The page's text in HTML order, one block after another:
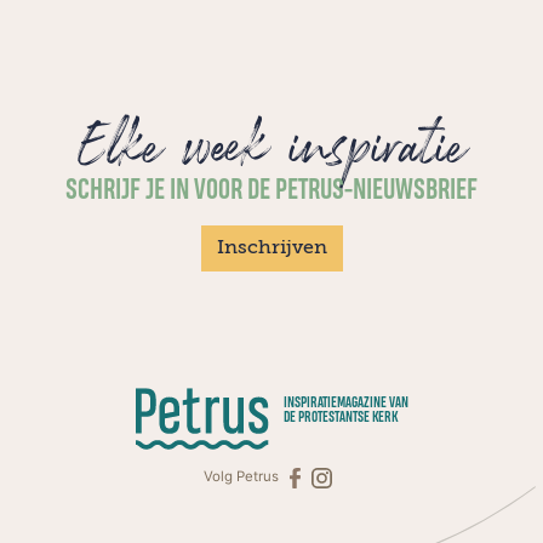
Elke week inspiratie
SCHRIJF JE IN VOOR DE PETRUS-NIEUWSBRIEF
Inschrijven
INSPIRATIEMAGAZINE VAN
DE PROTESTANTSE KERK
Volg Petrus